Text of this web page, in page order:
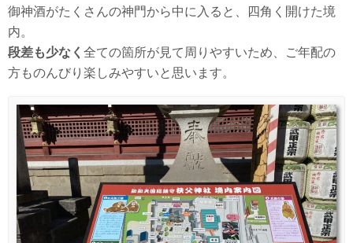
御神酒がたくさんの神門から中に入ると、四角く開けた境
内。
段差も少なく 全ての箇所が見て周りやすいため、ご年配の
方ものんびり楽しみやすいと思います。